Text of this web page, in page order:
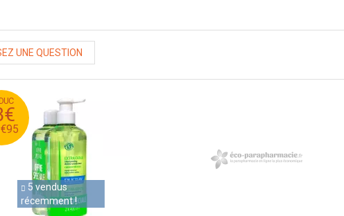
UNE QUESTION
€95
13
10
5 vendus
récemment !